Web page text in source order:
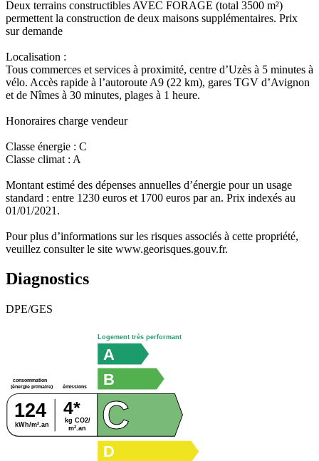
Deux terrains constructibles AVEC FORAGE (total 3500 m²)
permettent la construction de deux maisons supplémentaires. Prix
sur demande
Localisation :
Tous commerces et services à proximité, centre d’Uzès à 5 minutes à
vélo. Accès rapide à l’autoroute A9 (22 km), gares TGV d’Avignon
et de Nîmes à 30 minutes, plages à 1 heure.
Honoraires charge vendeur
Classe énergie : C
Classe climat : A
Montant estimé des dépenses annuelles d’énergie pour un usage
standard : entre 1230 euros et 1700 euros par an. Prix indexés au
01/01/2021.
Pour plus d’informations sur les risques associés à cette propriété,
veuillez consulter le site www.georisques.gouv.fr.
Diagnostics
DPE/GES
consommation
(énergie primaire) émissions
kg CO2/
m².an
kWh/m².an
124 4*
D
C
B
A
Logement très performant